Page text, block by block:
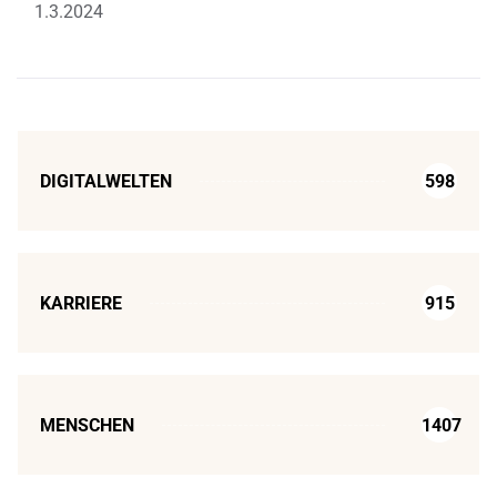
1.3.2024
DIGITALWELTEN 598
KARRIERE 915
MENSCHEN 1407